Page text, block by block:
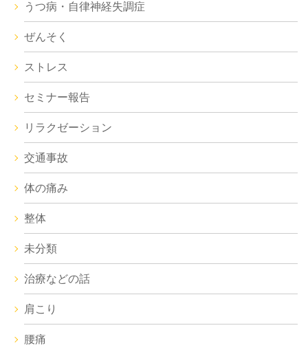
うつ病・自律神経失調症
ぜんそく
ストレス
セミナー報告
リラクゼーション
交通事故
体の痛み
整体
未分類
治療などの話
肩こり
腰痛